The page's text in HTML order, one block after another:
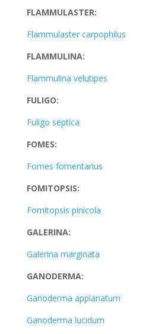
FLAMMULASTER:
Flammulaster carpophilus
FLAMMULINA:
Flammulina velutipes
FULIGO:
Fuligo septica
FOMES:
Fomes fomentarius
FOMITOPSIS:
Fomitopsis pinicola
GALERINA:
Galerina marginata
GANODERMA:
Ganoderma applanatum
Ganoderma lucidum